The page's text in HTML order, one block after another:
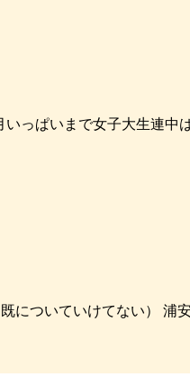
っぱいまで女子大生連中
についていけてない） 浦